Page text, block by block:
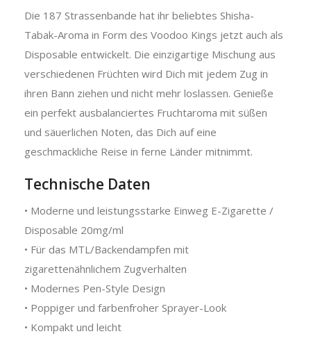
Die 187 Strassenbande hat ihr beliebtes Shisha-
Tabak-Aroma in Form des Voodoo Kings jetzt auch als
Disposable entwickelt. Die einzigartige Mischung aus
verschiedenen Früchten wird Dich mit jedem Zug in
ihren Bann ziehen und nicht mehr loslassen. Genieße
ein perfekt ausbalanciertes Fruchtaroma mit süßen
und säuerlichen Noten, das Dich auf eine
geschmackliche Reise in ferne Länder mitnimmt.
Technische Daten
• Moderne und leistungsstarke Einweg E-Zigarette /
Disposable 20mg/ml
• Für das MTL/Backendampfen mit
zigarettenähnlichem Zugverhalten
• Modernes Pen-Style Design
• Poppiger und farbenfroher Sprayer-Look
• Kompakt und leicht